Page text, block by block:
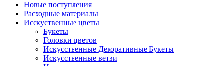
Новые поступления
Расходные материалы
Исскуственные цветы
Букеты
Головки цветов
Искусственные Декоративные Букеты
Искусственные ветви